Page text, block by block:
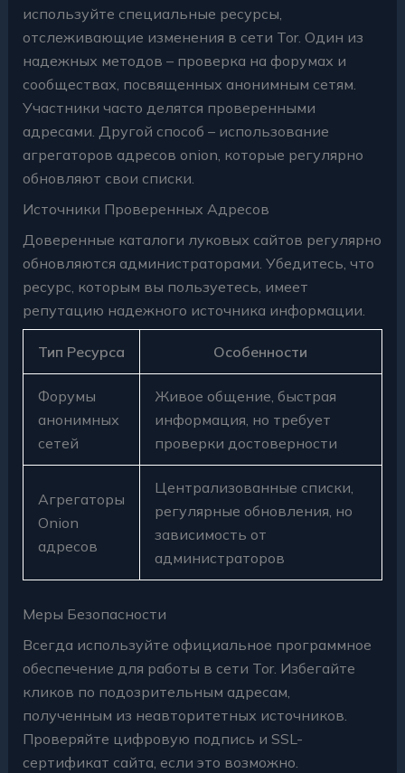
используйте специальные ресурсы,
отслеживающие изменения в сети Tor. Один из
надежных методов – проверка на форумах и
сообществах, посвященных анонимным сетям.
Участники часто делятся проверенными
адресами. Другой способ – использование
агрегаторов адресов onion, которые регулярно
обновляют свои списки.
Источники Проверенных Адресов
Доверенные каталоги луковых сайтов регулярно
обновляются администраторами. Убедитесь, что
ресурс, которым вы пользуетесь, имеет
репутацию надежного источника информации.
Тип Ресурса Особенности
Форумы
анонимных
сетей
Живое общение, быстрая
информация, но требует
проверки достоверности
Агрегаторы
Onion
адресов
Централизованные списки,
регулярные обновления, но
зависимость от
администраторов
Меры Безопасности
Всегда используйте официальное программное
обеспечение для работы в сети Tor. Избегайте
кликов по подозрительным адресам,
полученным из неавторитетных источников.
Проверяйте цифровую подпись и SSL-
сертификат сайта, если это возможно.